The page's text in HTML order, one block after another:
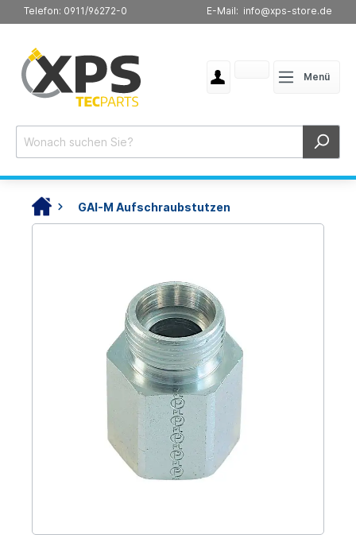
Telefon: 0911/96272-0 E-Mail: info@xps-store.de
Menü
GAI-M Aufschraubstutzen